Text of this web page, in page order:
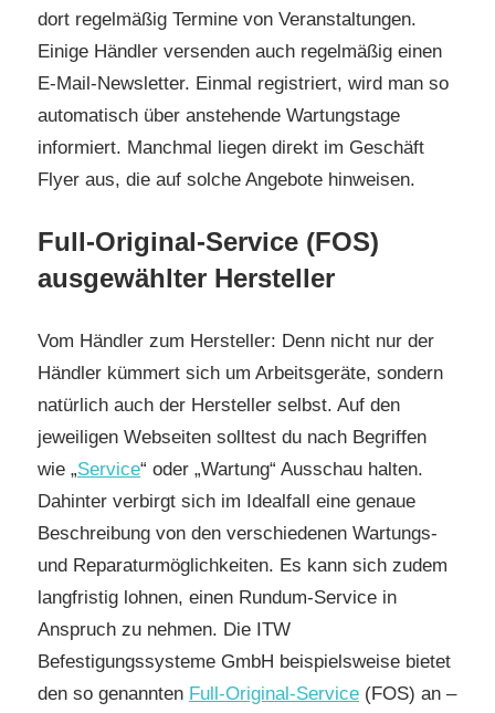
dort regelmäßig Termine von Veranstaltungen.
Einige Händler versenden auch regelmäßig einen
E-Mail-Newsletter. Einmal registriert, wird man so
automatisch über anstehende Wartungstage
informiert. Manchmal liegen direkt im Geschäft
Flyer aus, die auf solche Angebote hinweisen.
Full-Original-Service (FOS)
ausgewählter Hersteller
Vom Händler zum Hersteller: Denn nicht nur der
Händler kümmert sich um Arbeitsgeräte, sondern
natürlich auch der Hersteller selbst. Auf den
jeweiligen Webseiten solltest du nach Begriffen
wie „Service“ oder „Wartung“ Ausschau halten.
Dahinter verbirgt sich im Idealfall eine genaue
Beschreibung von den verschiedenen Wartungs-
und Reparaturmöglichkeiten. Es kann sich zudem
langfristig lohnen, einen Rundum-Service in
Anspruch zu nehmen. Die ITW
Befestigungssysteme GmbH beispielsweise bietet
den so genannten Full-Original-Service (FOS) an –